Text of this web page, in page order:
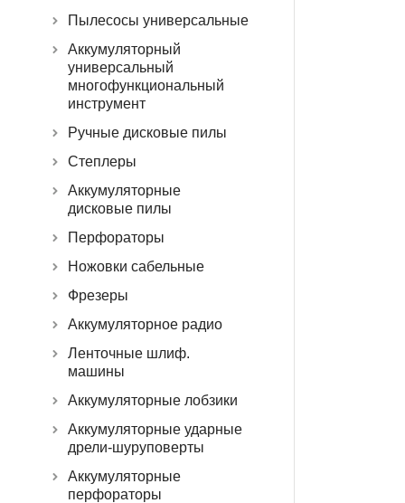
Пылесосы универсальные
Аккумуляторный
универсальный
многофункциональный
инструмент
Ручные дисковые пилы
Степлеры
Аккумуляторные
дисковые пилы
Перфораторы
Ножовки сабельные
Фрезеры
Аккумуляторное радио
Ленточные шлиф.
машины
Аккумуляторные лобзики
Аккумуляторные ударные
дрели-шуруповерты
Аккумуляторные
перфораторы